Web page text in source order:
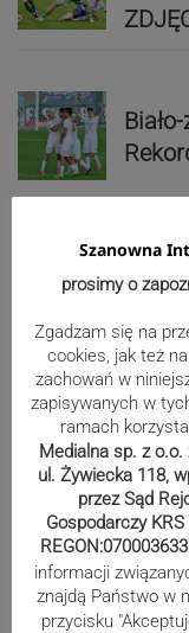
Reklama
Szanowna
prosimy o
Zgadzam się na
cookies, jak też
zachowań w
zapisywanych w
ramach
Medialna sp. z o.o.
ul. Żywiecka 118,
przez Sąd
Gospodarczy
REGON:070003633
informacji
znajdą Państwo w
przycisku